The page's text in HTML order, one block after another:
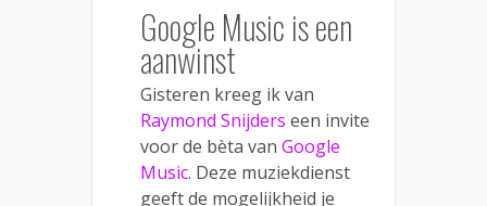
Google Music is een
aanwinst
Gisteren kreeg ik van
Raymond Snijders een invite
voor de bèta van Google
Music. Deze muziekdienst
geeft de mogelijkheid je